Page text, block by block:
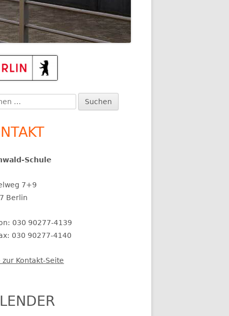
Schule
7+9
Berlin
030 90277-4139
030 90277-4140
zur Kontakt-Seite